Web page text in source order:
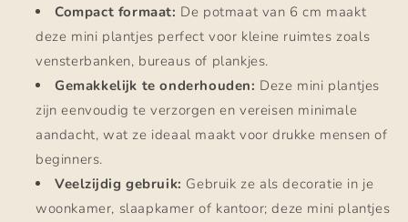
Compact formaat: De potmaat van 6 cm maakt
deze mini plantjes perfect voor kleine ruimtes zoals
vensterbanken, bureaus of plankjes.
Gemakkelijk te onderhouden: Deze mini plantjes
zijn eenvoudig te verzorgen en vereisen minimale
aandacht, wat ze ideaal maakt voor drukke mensen of
beginners.
Veelzijdig gebruik: Gebruik ze als decoratie in je
woonkamer, slaapkamer of kantoor; deze mini plantjes